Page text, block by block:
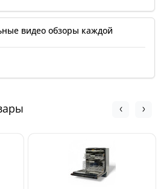
видео обзоры каждой